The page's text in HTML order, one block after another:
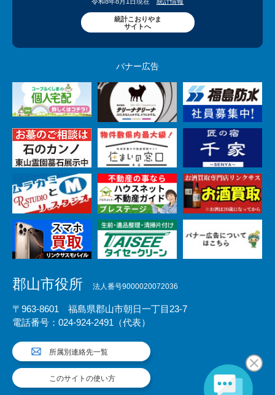
令和8年8月1日現在 統計情報
統計こおりやま
サイトへ
バナー広告
郡山市役所 法人番号9000020072036
〒963-8601 福島県郡山市朝日一丁目23-7
電話番号：024-924-2491（代表）
所属別連絡先一覧
このサイトの使い方